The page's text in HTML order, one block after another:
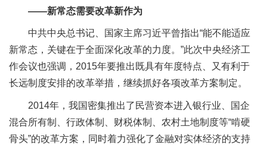
――新常态需要改革新作为
中共中央总书记、国家主席习近平曾指出“能不能适应
新常态，关键在于全面深化改革的力度。”此次中央经济工
作会议也强调，2015年要推出既具有年度特点、又有利于
长远制度安排的改革举措，继续抓好各项改革方案制定。
2014年，我国密集推出了民营资本进入银行业、国企
混合所有制、行政体制、财税体制、农村土地制度等“啃硬
骨头”的改革方案，同时着力强化了金融对实体经济的支持